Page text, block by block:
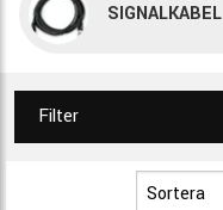
SIGNALKABEL
Filter